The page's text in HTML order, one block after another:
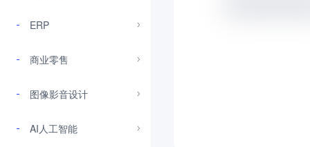
ERP
商业零售
图像影音设计
AI人工智能